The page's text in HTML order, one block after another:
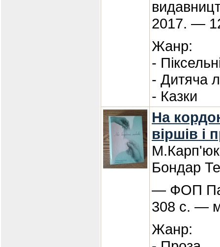
2017. —
Жанр:
-
- Дитяча
- Казки
На
віршів і
Бондар
— ФОП
308 с. —
Жанр: